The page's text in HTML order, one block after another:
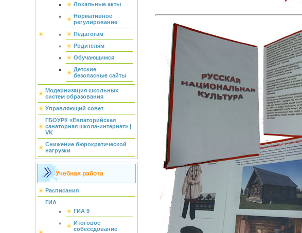
Локальные акты
Нормативное
регулирование
Педагогам
Родителям
Обучающимся
Детские
безопасные сайты
Модернизация школьных
систем образования
Управляющий совет
ГБОУРК «Евпаторийская
санаторная школа-интернат» |
VK
Снижение бюрократической
нагрузки
Учебная работа
Расписания
ГИА
ГИА 9
Итоговое
собеседование